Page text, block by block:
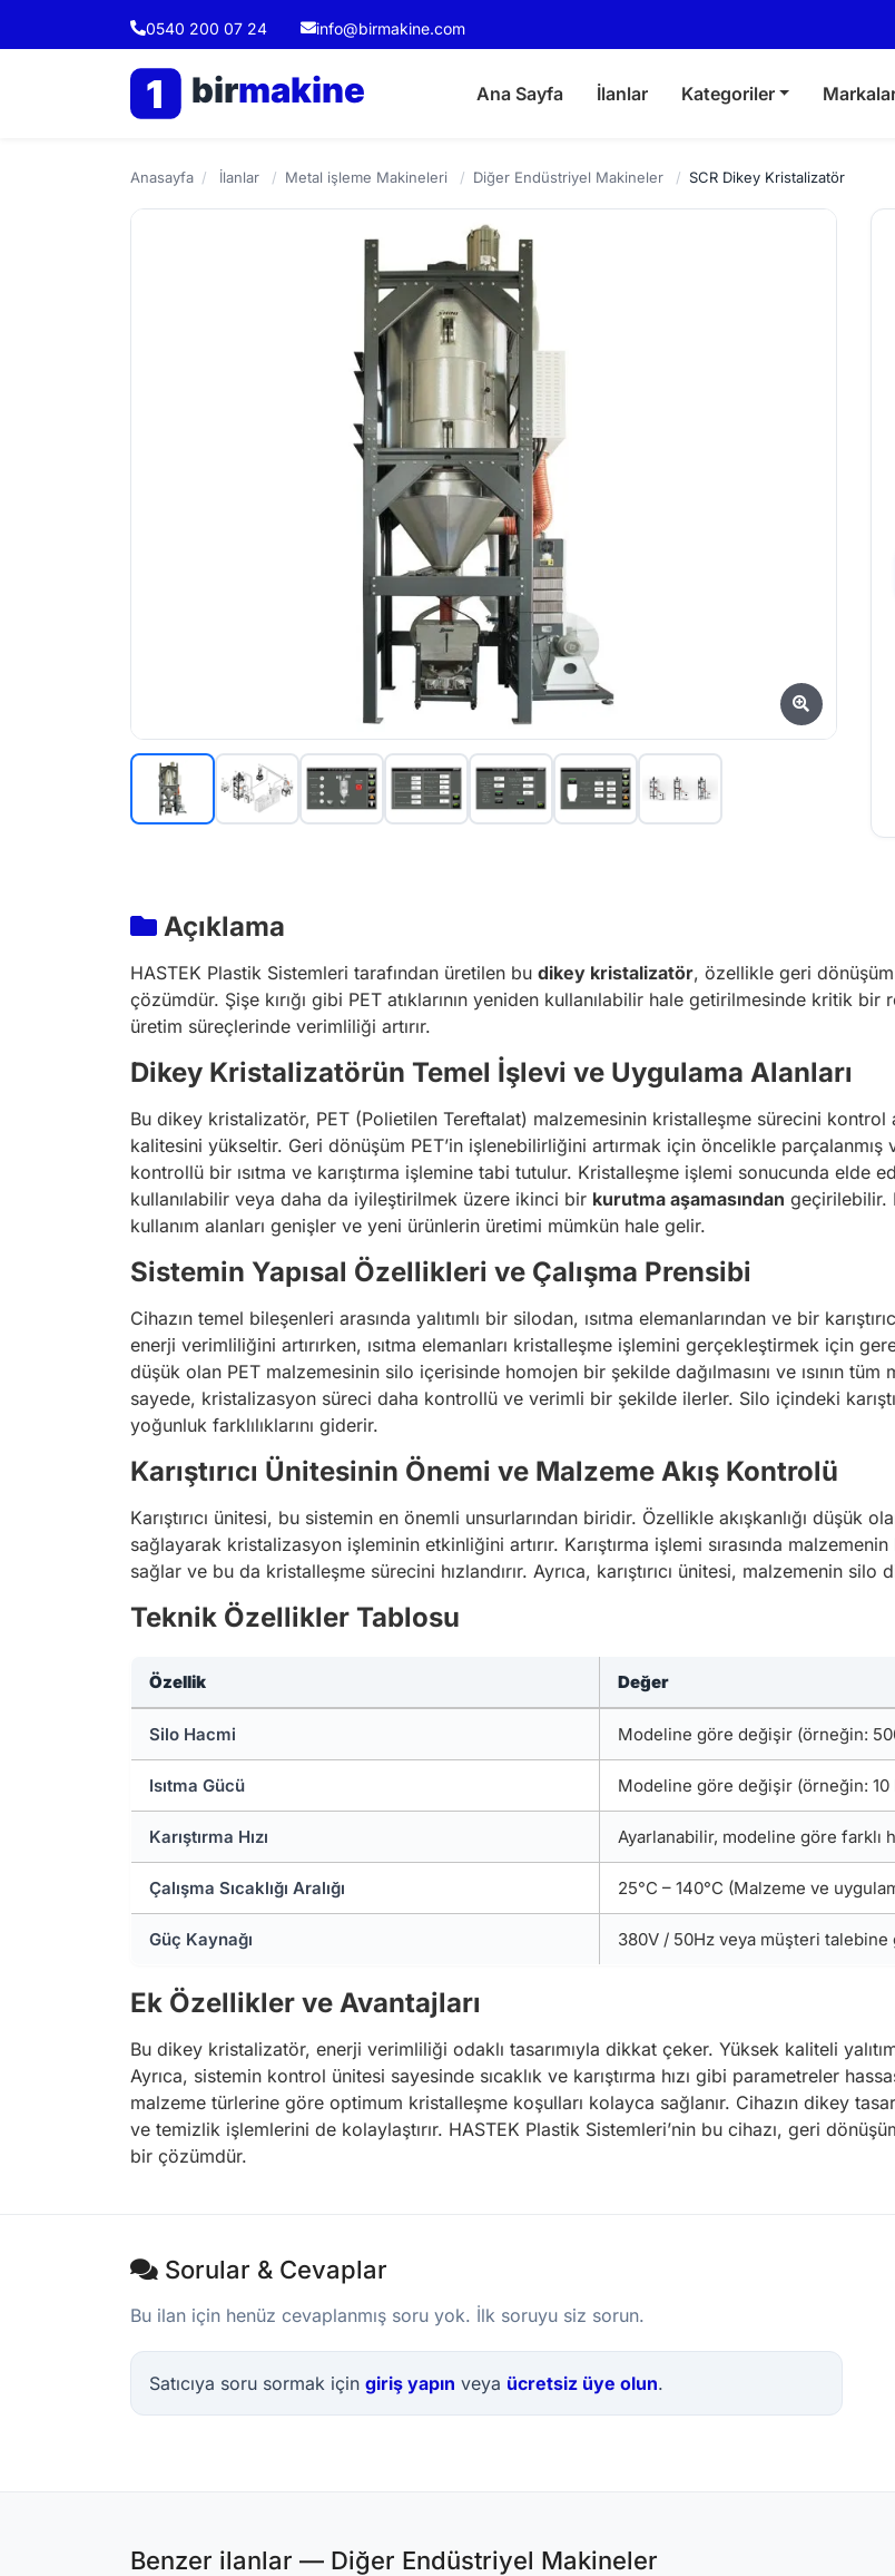
0540 200 07 24 info@birmakine.com
1 birmakine Ana Sayfa İlanlar Kategoriler
Anasayfa / İlanlar / Metal işleme Makineleri / Diğer Endüstriyel Makineler / SCR Dikey Kristalizatör
Açıklama
HASTEK Plastik Sistemleri tarafından üretilen bu dikey kristalizatör, özellikle geri
çözümdür. Şişe kırığı gibi PET atıklarının yeniden kullanılabilir hale getirilmesinde kritik
üretim süreçlerinde verimliliği artırır.
Dikey Kristalizatörün Temel İşlevi ve Uygulama Alanları
Bu dikey kristalizatör, PET (Polietilen Tereftalat) malzemesinin kristalleşme sürecini
kalitesini yükseltir. Geri dönüşüm PET’in işlenebilirliğini artırmak için öncelikle
kontrollü bir ısıtma ve karıştırma işlemine tabi tutulur. Kristalleşme işlemi sonucunda elde
kullanılabilir veya daha da iyileştirilmek üzere ikinci bir kurutma aşamasından geçirilebilir.
kullanım alanları genişler ve yeni ürünlerin üretimi mümkün hale gelir.
Sistemin Yapısal Özellikleri ve Çalışma Prensibi
Cihazın temel bileşenleri arasında yalıtımlı bir silodan, ısıtma elemanlarından ve bir
enerji verimliliğini artırırken, ısıtma elemanları kristalleşme işlemini gerçekleştirmek için
düşük olan PET malzemesinin silo içerisinde homojen bir şekilde dağılmasını ve ısının
sayede, kristalizasyon süreci daha kontrollü ve verimli bir şekilde ilerler. Silo içindeki
yoğunluk farklılıklarını giderir.
Karıştırıcı Ünitesinin Önemi ve Malzeme Akış Kontrolü
Karıştırıcı ünitesi, bu sistemin en önemli unsurlarından biridir. Özellikle akışkanlığı düşük
sağlayarak kristalizasyon işleminin etkinliğini artırır. Karıştırma işlemi sırasında malzemenin
sağlar ve bu da kristalleşme sürecini hızlandırır. Ayrıca, karıştırıcı ünitesi, malzemenin
Teknik Özellikler Tablosu
Özellik Değer
Silo Hacmi Modeline göre değişir (örneğin:
Isıtma Gücü Modeline göre değişir (örneğin: 10
Karıştırma Hızı Ayarlanabilir, modeline göre farklı
Çalışma Sıcaklığı Aralığı 25°C – 140°C (Malzeme ve
Güç Kaynağı 380V / 50Hz veya müşteri
Ek Özellikler ve Avantajları
Bu dikey kristalizatör, enerji verimliliği odaklı tasarımıyla dikkat çeker. Yüksek kaliteli
Ayrıca, sistemin kontrol ünitesi sayesinde sıcaklık ve karıştırma hızı gibi parametreler
malzeme türlerine göre optimum kristalleşme koşulları kolayca sağlanır. Cihazın dikey
ve temizlik işlemlerini de kolaylaştırır. HASTEK Plastik Sistemleri’nin bu cihazı, geri
bir çözümdür.
Sorular & Cevaplar
Bu ilan için henüz cevaplanmış soru yok. İlk soruyu siz sorun.
Satıcıya soru sormak için giriş yapın veya ücretsiz üye olun.
Benzer ilanlar — Diğer Endüstriyel Makineler